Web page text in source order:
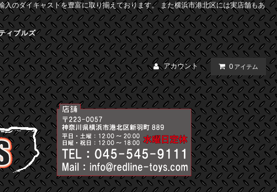
のダイキャストを豊富に取り揃えております。 また横浜市港北区には実店舗もあ
ィブルズ
アカウント 0 アイテム